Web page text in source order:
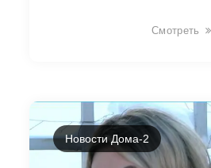
Смотреть
Новости Дома-2